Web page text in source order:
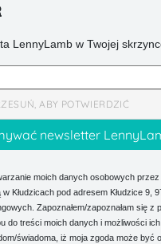
LennyLamb w Twojej
ABY POTWIERDZIĆ
moich danych osobowych
Kłudzicach pod adresem Kłudzice 9,
Zapoznałem/zapoznałam się z
do treści moich danych i możliwości ich
świadoma, iż moja zgoda może być